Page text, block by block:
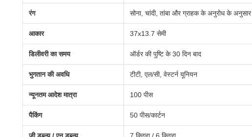
रंग सोना, चांदी, तांबा और ग्राहक के अनुरोध के अनुसार
आकार 37x13.7 सेमी
डिलीवरी का समय ऑर्डर की पुष्टि के 30 दिन बाद
भुगतान की अवधि टीटी, एल/सी, वेस्टर्न यूनियन
न्यूनतम आदेश मात्रा 100 पीस
पैकिंग 50 पीस/कार्टन